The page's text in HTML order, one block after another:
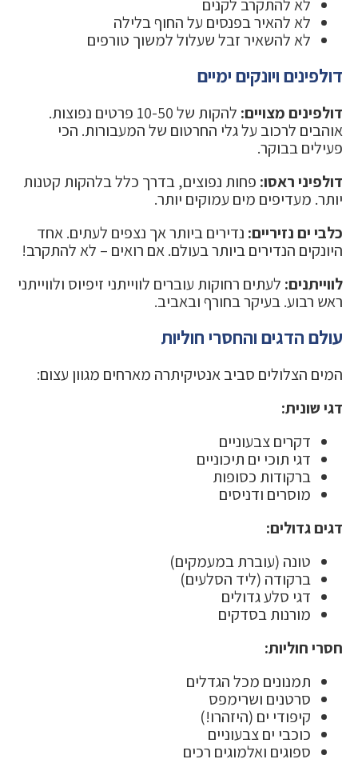
לא להתקרב לקנים
לא להאיר בפנסים על החוף בלילה
לא להשאיר זבל שעלול למשוך טורפים
דולפינים ויונקים ימיים
דולפינים מצויים:
להקות של 10-50 פרטים נפוצות.
אוהבים לרכוב על גלי החרטום של המעבורות. הכי
פעילים בבוקר.
דולפיני ראסו: פחות נפוצים, בדרך כלל בלהקות קטנות
יותר. מעדיפים מים עמוקים יותר.
כלבי ים נזיריים: נדירים ביותר אך נצפים לעתים. אחד
היונקים הנדירים ביותר בעולם. אם רואים – לא להתקרב!
לווייתנים: לעתים רחוקות עוברים לווייתני זיפיוס ולווייתני
ראש רבוע. בעיקר בחורף ובאביב.
עולם הדגים והחסרי חוליות
המים הצלולים סביב אנטיקיתרה מארחים מגוון עצום:
דגי שונית:
דקרים צבעוניים
דגי תוכי ים תיכוניים
ברקודות כסופות
מוסרים ודניסים
דגים גדולים:
טונה (עוברת במעמקים)
ברקודה (ליד הסלעים)
דגי סלע גדולים
מורנות בסדקים
חסרי חוליות:
תמנונים מכל הגדלים
סרטנים ושרימפס
קיפודי ים (היזהרו!)
כוכבי ים צבעוניים
ספוגים ואלמוגים רכים